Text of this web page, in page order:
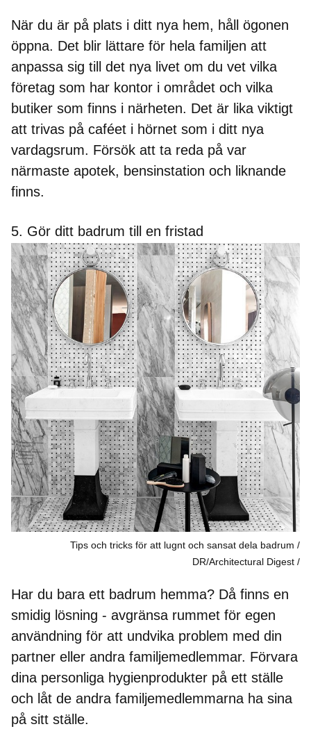
När du är på plats i ditt nya hem, håll ögonen
öppna. Det blir lättare för hela familjen att
anpassa sig till det nya livet om du vet vilka
företag som har kontor i området och vilka
butiker som finns i närheten. Det är lika viktigt
att trivas på caféet i hörnet som i ditt nya
vardagsrum. Försök att ta reda på var
närmaste apotek, bensinstation och liknande
finns.
5. Gör ditt badrum till en fristad
Tips och tricks för att lugnt och sansat dela badrum /
DR/Architectural Digest
Har du bara ett badrum hemma? Då finns en
smidig lösning - avgränsa rummet för egen
användning för att undvika problem med din
partner eller andra familjemedlemmar. Förvara
dina personliga hygienprodukter på ett ställe
och låt de andra familjemedlemmarna ha sina
på sitt ställe.